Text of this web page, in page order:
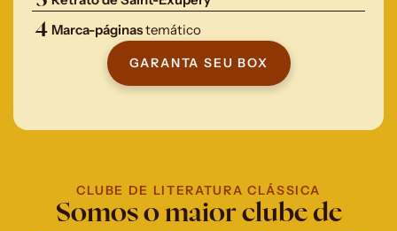
4 Marca-páginas temático
GARANTA SEU BOX
CLUBE DE LITERATURA CLÁSSICA
Somos o maior clube de